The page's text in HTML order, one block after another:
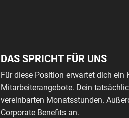
DAS SPRICHT FÜR UNS
Für diese Position erwartet dich
Mitarbeiterangebote. Dein
vereinbarten Monatsstunden.
Corporate Benefits an.